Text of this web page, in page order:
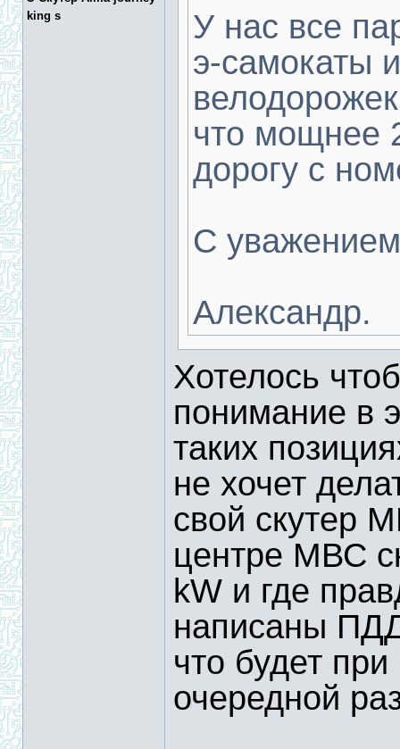
king s
У нас все
э-самокаты
что мощнее
дорогу с
С
Александр.
Хотелось
понимание в
таких
не хочет
свой скутер
центре МВС
kW и где
написаны
что будет
очередной